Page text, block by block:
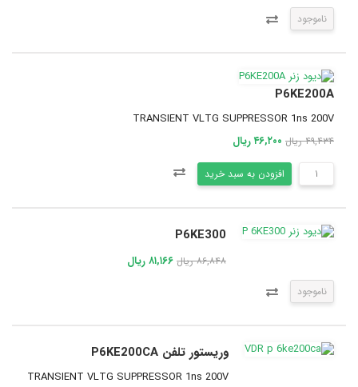
ناموجود
P6KE200A
TRANSIENT VLTG SUPPRESSOR 1ns 200V
۴۹,۴۳۴ ریال ۴۶,۲۰۰ ریال
افزودن به سبد خرید
P6KE300
۸۶,۸۴۸ ریال ۸۱,۱۶۶ ریال
ناموجود
وریستور تلفن P6KE200CA
TRANSIENT VLTG SUPPRESSOR 1ns 200V